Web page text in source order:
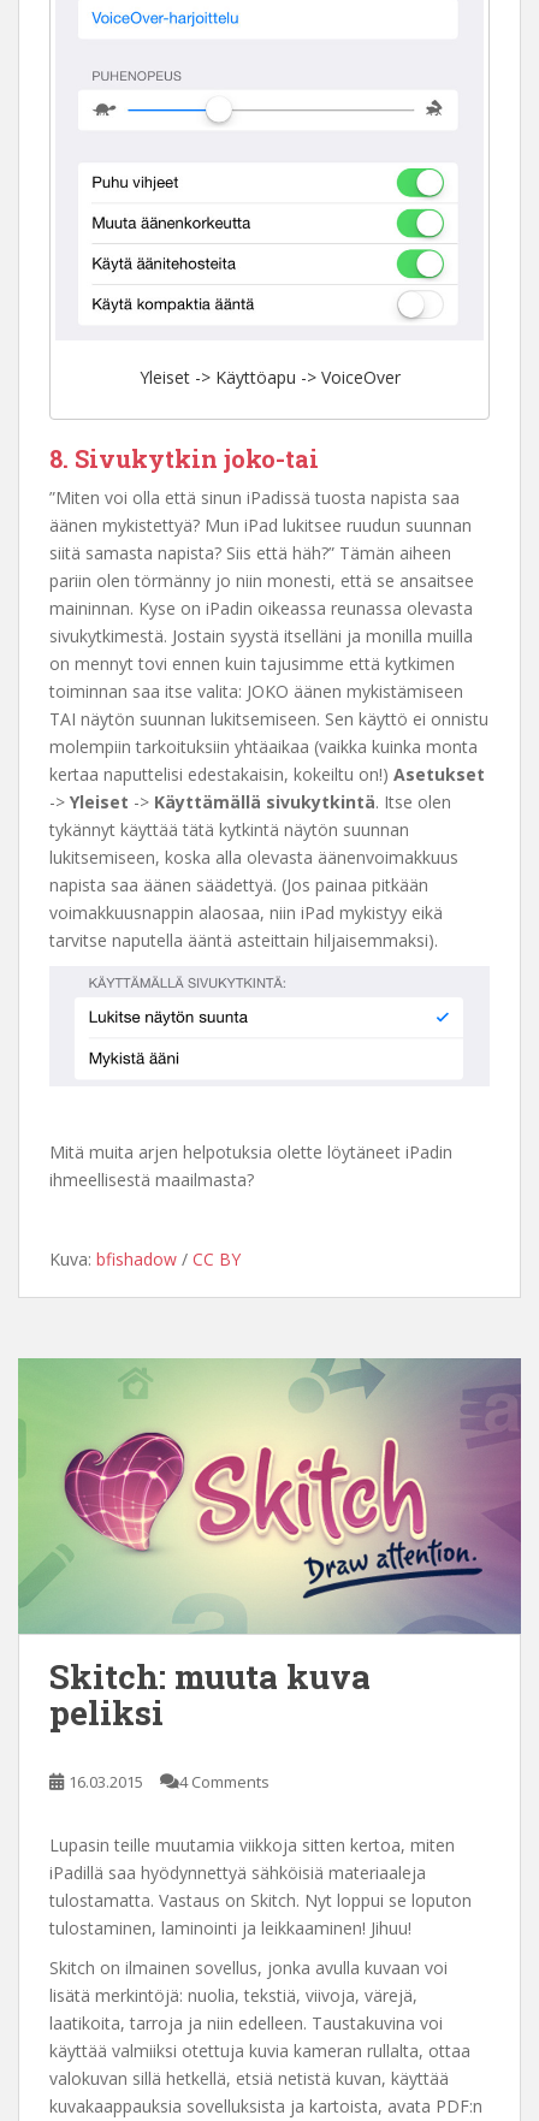
Yleiset -> Käyttöapu -> VoiceOver
8. Sivukytkin joko-tai
”Miten voi olla että sinun iPadissä tuosta napista saa
äänen mykistettyä? Mun iPad lukitsee ruudun suunnan
siitä samasta napista? Siis että häh?” Tämän aiheen
pariin olen törmänny jo niin monesti, että se ansaitsee
maininnan. Kyse on iPadin oikeassa reunassa olevasta
sivukytkimestä. Jostain syystä itselläni ja monilla muilla
on mennyt tovi ennen kuin tajusimme että kytkimen
toiminnan saa itse valita: JOKO äänen mykistämiseen
TAI näytön suunnan lukitsemiseen. Sen käyttö ei onnistu
molempiin tarkoituksiin yhtäaikaa (vaikka kuinka monta
kertaa naputtelisi edestakaisin, kokeiltu on!) Asetukset
-> Yleiset -> Käyttämällä sivukytkintä. Itse olen
tykännyt käyttää tätä kytkintä näytön suunnan
lukitsemiseen, koska alla olevasta äänenvoimakkuus
napista saa äänen säädettyä. (Jos painaa pitkään
voimakkuusnappin alaosaa, niin iPad mykistyy eikä
tarvitse naputella ääntä asteittain hiljaisemmaksi).
Mitä muita arjen helpotuksia olette löytäneet iPadin
ihmeellisestä maailmasta?
Kuva: bfishadow / CC BY
Skitch: muuta kuva
peliksi
16.03.2015 4 Comments
Lupasin teille muutamia viikkoja sitten kertoa, miten
iPadillä saa hyödynnettyä sähköisiä materiaaleja
tulostamatta. Vastaus on Skitch. Nyt loppui se loputon
tulostaminen, laminointi ja leikkaaminen! Jihuu!
Skitch on ilmainen sovellus, jonka avulla kuvaan voi
lisätä merkintöjä: nuolia, tekstiä, viivoja, värejä,
laatikoita, tarroja ja niin edelleen. Taustakuvina voi
käyttää valmiiksi otettuja kuvia kameran rullalta, ottaa
valokuvan sillä hetkellä, etsiä netistä kuvan, käyttää
kuvakaappauksia sovelluksista ja kartoista, avata PDF:n